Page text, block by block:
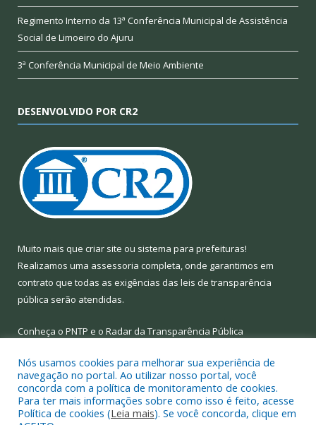
Regimento Interno da 13ª Conferência Municipal de Assistência
Social de Limoeiro do Ajuru
3ª Conferência Municipal de Meio Ambiente
DESENVOLVIDO POR CR2
Muito mais que criar site ou sistema para prefeituras!
Realizamos uma assessoria completa, onde garantimos em
contrato que todas as exigências das leis de transparência
pública serão atendidas.
Conheça o PNTP e o Radar da Transparência Pública
Todos os direitos reservados a Prefeitura Municipal de Limoeiro
do Ajuru.
Nós usamos cookies para melhorar sua experiência de
navegação no portal. Ao utilizar nosso portal, você
concorda com a política de monitoramento de cookies.
Para ter mais informações sobre como isso é feito, acesse
Política de cookies (Leia mais). Se você concorda, clique em